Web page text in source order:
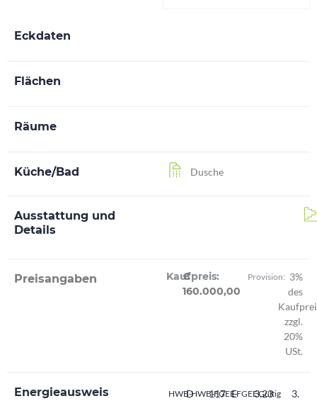
Eckdaten
Flächen
Räume
Küche/Bad Dusche
Ausstattung und
Details
Preisangaben Kaufpreis:
€
160.000,00
Provision: 3%
des
zzgl.
20%
USt.
Energieausweis
HWB-DHWB-117
FGEE-
EFGEE-3.23
Gültig
3.